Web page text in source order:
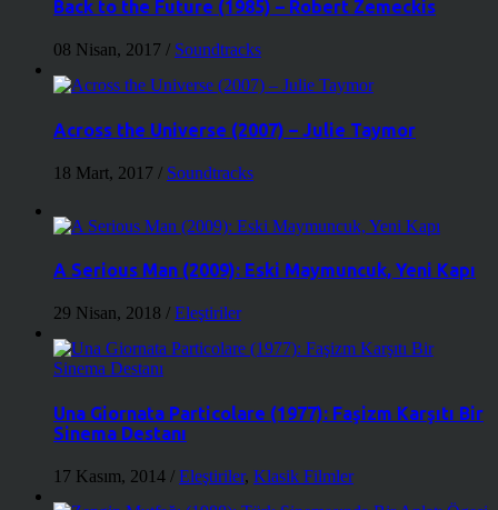
Back to the Future (1985) – Robert Zemeckis
08 Nisan, 2017 / Soundtracks
Across the Universe (2007) – Julie Taymor
18 Mart, 2017 / Soundtracks
A Serious Man (2009): Eski Maymuncuk, Yeni Kapı
29 Nisan, 2018 / Eleştiriler
Una Giornata Particolare (1977): Faşizm Karşıtı Bir
Sinema Destanı
17 Kasım, 2014 / Eleştiriler, Klasik Filmler